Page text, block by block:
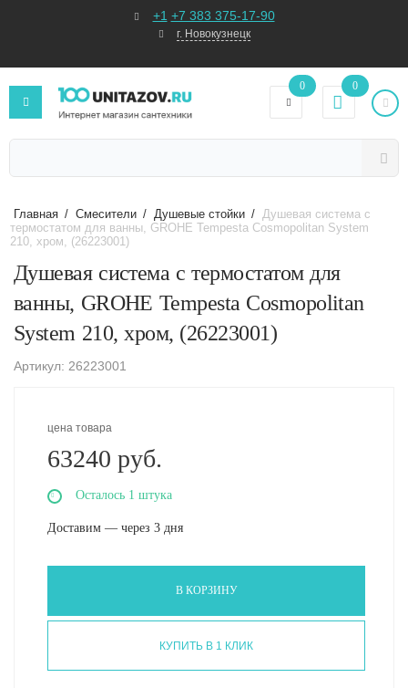
+1 +7 383 375-17-90
г. Новокузнецк
0 0
Главная / Смесители / Душевые стойки / Душевая система с
термостатом для ванны, GROHE Tempesta Cosmopolitan System
210, хром, (26223001)
Душевая система с термостатом для
ванны, GROHE Tempesta Cosmopolitan
System 210, хром, (26223001)
Артикул: 26223001
цена товара
63240 руб.
Осталось 1 штука
Доставим — через 3 дня
В КОРЗИНУ
КУПИТЬ В 1 КЛИК